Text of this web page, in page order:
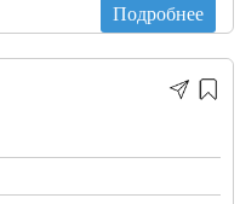
Подробнее